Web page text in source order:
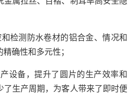
检测防水卷材的铝合金、情况和
确性和多元性；
设备，提升了圆片的生产效率和
了生产周期，为客人带来了即时便